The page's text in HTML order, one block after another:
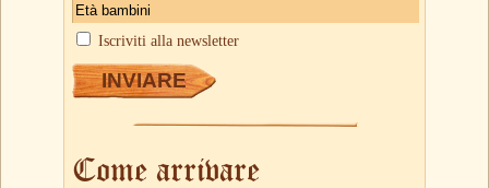
Iscriviti alla newsletter
Come arrivare